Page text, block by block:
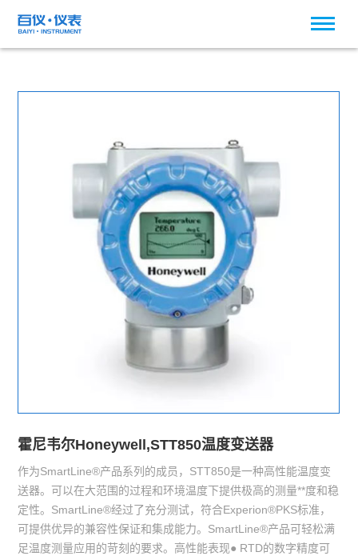
霍尼韦尔Honeywell,STT850温度变送器
作为SmartLine®产品系列的成员，STT850是一种高性能温度变
送器。可以在大范围的过程和环境温度下提供极高的测量**度和稳
定性。SmartLine®经过了充分测试，符合Experion®PKS标准，
可提供优异的兼容性保证和集成能力。SmartLine®产品可轻松满
足温度测量应用的苛刻的要求。高性能表现● RTD的数字精度可